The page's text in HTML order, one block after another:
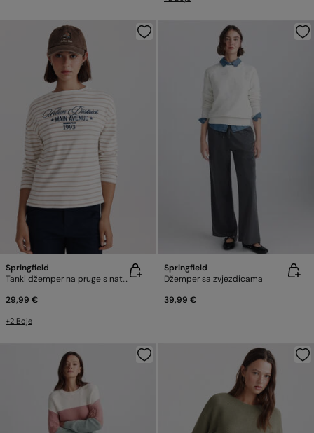
Springfield
Tanki džemper na pruge s natpisom
29,99 €
+2 Boje
Springfield
Džemper sa zvjezdicama
39,99 €